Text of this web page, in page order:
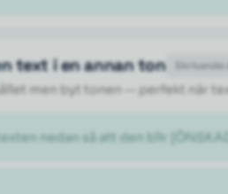
text i en annan ton
men byt tonen — perfekt när
nedan så att den blir